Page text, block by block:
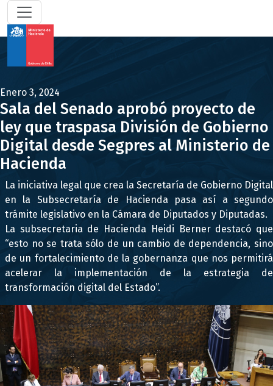
Enero 3, 2024
Sala del Senado aprobó proyecto de
ley que traspasa División de Gobierno
Digital desde Segpres al Ministerio de
Hacienda
La iniciativa legal que crea la Secretaría de Gobierno Digital
en la Subsecretaría de Hacienda pasa así a segundo
trámite legislativo en la Cámara de Diputados y Diputadas.
La subsecretaria de Hacienda Heidi Berner destacó que
“esto no se trata sólo de un cambio de dependencia, sino
de un fortalecimiento de la gobernanza que nos permitirá
acelerar la implementación de la estrategia de
transformación digital del Estado”.